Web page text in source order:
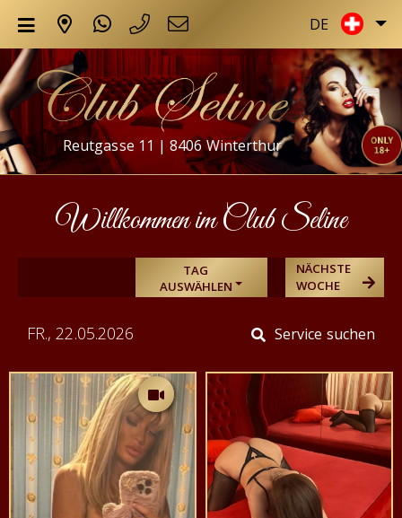
DE
Reutgasse 11 | 8406 Winterthur
Willkommen im Club Seline
TAG
AUSWÄHLEN
NÄCHSTE
WOCHE
FR., 22.05.2026 Service suchen